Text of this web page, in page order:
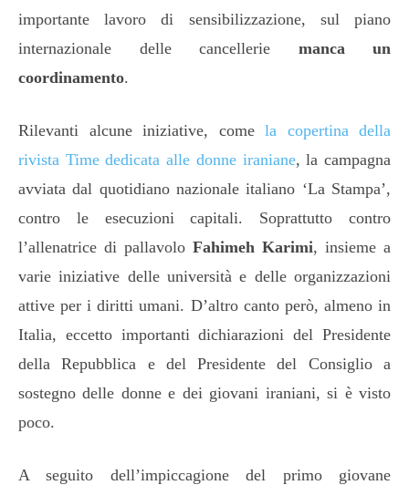
importante lavoro di sensibilizzazione, sul piano
internazionale delle cancellerie manca un
coordinamento.
Rilevanti alcune iniziative, come la copertina della
rivista Time dedicata alle donne iraniane, la campagna
avviata dal quotidiano nazionale italiano ‘La Stampa’,
contro le esecuzioni capitali. Soprattutto contro
l’allenatrice di pallavolo Fahimeh Karimi, insieme a
varie iniziative delle università e delle organizzazioni
attive per i diritti umani. D’altro canto però, almeno in
Italia, eccetto importanti dichiarazioni del Presidente
della Repubblica e del Presidente del Consiglio a
sostegno delle donne e dei giovani iraniani, si è visto
poco.
A seguito dell’impiccagione del primo giovane